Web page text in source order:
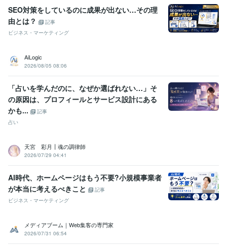
SEO対策をしているのに成果が出ない…その理
由とは？
記事
ビジネス・マーケティング
AiLogic
2026/08/05 08:06
「占いを学んだのに、なぜか選ばれない…」そ
の原因は、プロフィールとサービス設計にある
かも...
記事
占い
天宮 彩月┃魂の調律師
2026/07/29 04:41
AI時代、ホームページはもう不要?小規模事業者
が本当に考えるべきこと
記事
ビジネス・マーケティング
メディアブーム｜Web集客の専門家
2026/07/31 06:54